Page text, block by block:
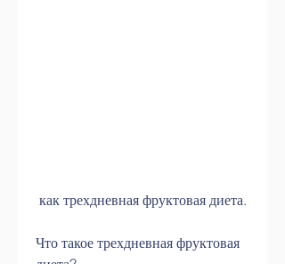
как трехдневная фруктовая диета.
Что такое трехдневная фруктовая